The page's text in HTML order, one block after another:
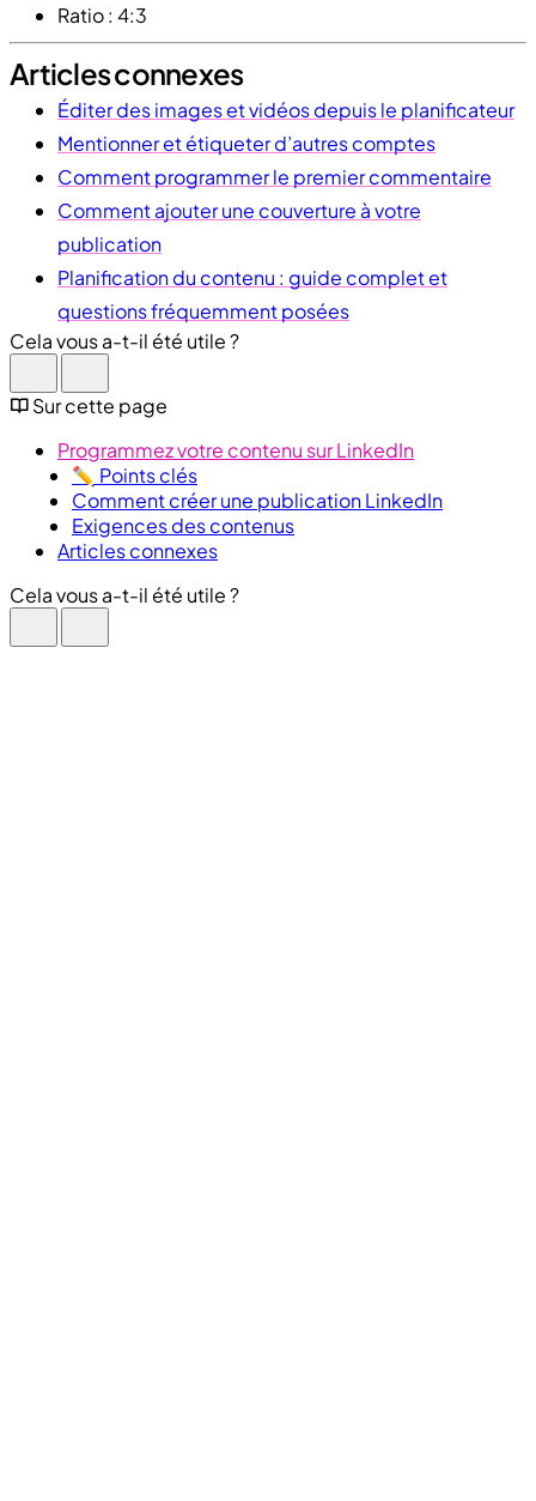
Ratio : 4:3
Articles connexes
Éditer des images et vidéos depuis le planificateur
Mentionner et étiqueter d’autres comptes
Comment programmer le premier commentaire
Comment ajouter une couverture à votre
publication
Planification du contenu : guide complet et
questions fréquemment posées
Cela vous a-t-il été utile ?
Sur cette page
Programmez votre contenu sur LinkedIn
✏️ Points clés
Comment créer une publication LinkedIn
Exigences des contenus
Articles connexes
Cela vous a-t-il été utile ?